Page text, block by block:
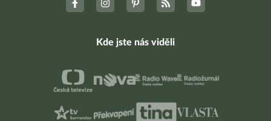
Kde jste nás viděli